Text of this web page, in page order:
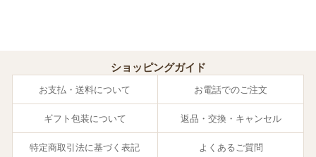
ショッピングガイド
お支払・送料について お電話でのご注文
ギフト包装について 返品・交換・キャンセル
特定商取引法に基づく表記 よくあるご質問